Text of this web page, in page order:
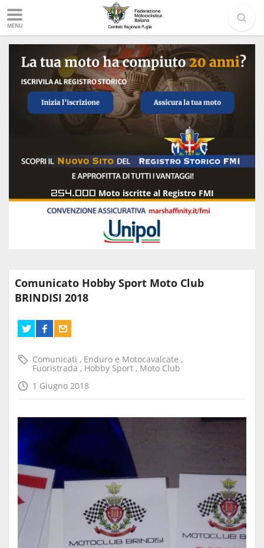
MENU
254.000 Moto iscritte al Registro FMI
Comunicato Hobby Sport Moto Club
BRINDISI 2018
Comunicati , Enduro e Motocavalcate ,
Fuoristrada , Hobby Sport , Moto Club
1 Giugno 2018